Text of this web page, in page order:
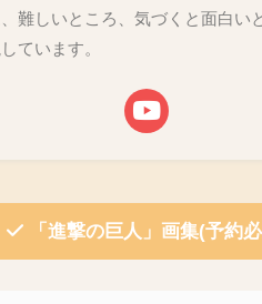
、難しいところ、気づくと面白い
ています。
「進撃の巨人」画集(予約